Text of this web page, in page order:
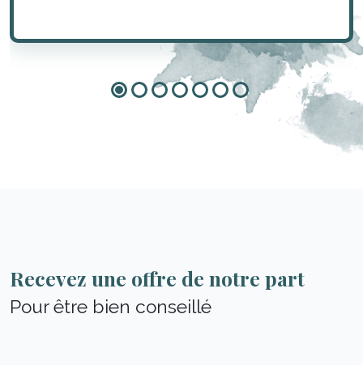
Recevez une offre de notre part
Pour être bien conseillé